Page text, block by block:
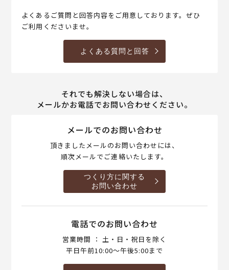
よくあるご質問と回答内容をご用意しております。ぜひ
ご利用くださいませ。
よくある質問と回答
それでも解決しない場合は、
メールかお電話でお問い合わせください。
メールでのお問い合わせ
頂きましたメールのお問い合わせには、
順次メールでご連絡いたします。
つくり方に関する
お問い合わせ
電話でのお問い合わせ
営業時間 ： 土・日・祝日を除く
平日午前10:00～午後5:00まで